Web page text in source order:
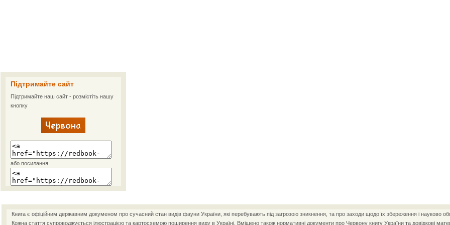
Підтримайте сайт
Підтримайте наш сайт - розмістіть нашу
кнопку
або посилання
Книга є офіційним державним докуменом про сучасний стан видів фауни України, які перебувають під загрозою зникнення, та про заходи щодо їх збереження і науково
Кожна стаття супроводжується ілюстрацією та картосхемою поширення виду в Україні. Вміщено також нормативні документи про Червону книгу України та довідкові